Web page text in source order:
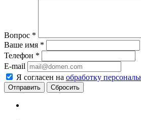
Вопрос *
Ваше имя *
Телефон *
E-mail
Я согласен на обработку
Сбросить